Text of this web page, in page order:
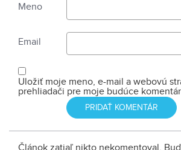
Meno
Email
Uložiť moje meno, e-mail a webovú
prehliadači pre moje budúce
Článok zatiaľ nikto nekomentoval.